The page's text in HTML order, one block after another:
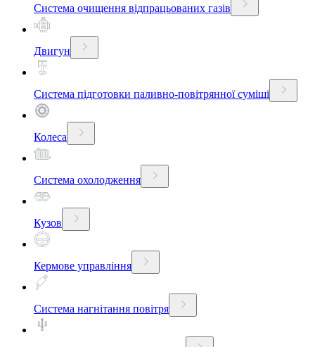
Система очищення відпрацьованих газів
Двигун
Система підготовки паливно-повітрянної суміші
Колеса
Система охолодження
Кузов
Кермове управління
Система нагнітання повітря